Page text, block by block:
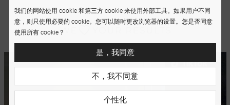
我们的网站使用 cookie 和第三方 cookie 来使用外部工具。如果用户不同
意，则只使用必要的 cookie。您可以随时更改浏览器的设置。您是否同意
使用所有 cookie？
是，我同意
不，我不同意
个性化